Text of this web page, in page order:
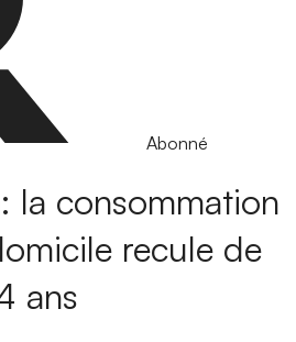
Abonné
la consommation
recule de
ans